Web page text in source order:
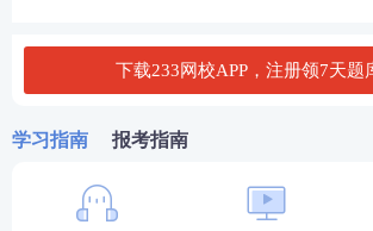
2026年期货从业考试在线题库练习
2026年期货从业考试干货笔记免费获取
备考刷题：
可免费刷期货
、模拟试题、每日一练、模考大
下载233网校APP，注册领7天题
学习指南 报考指南